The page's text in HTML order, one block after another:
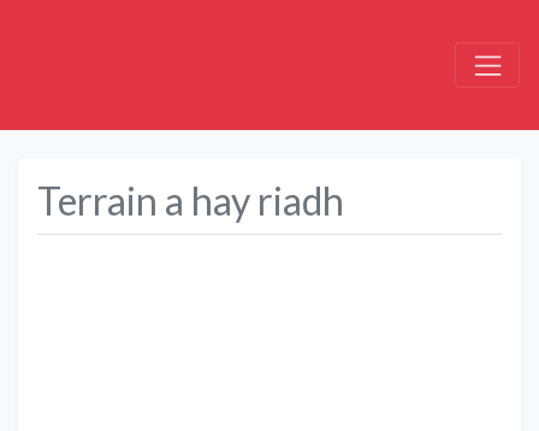
Terrain a hay riadh